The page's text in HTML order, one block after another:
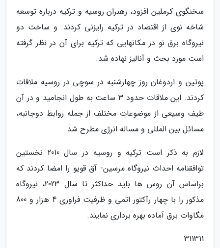
سخنگوی کرملین افزود، رهبران روسیه و ترکیه درباره توسعه
شاخه نوی از اقتصاد در ترکیه رایزنی کردند. و ساخت دو
نیروگاه برق نو در مکانهایی که ترکیه برای آن در نظر گرفته
است مورد بحث و آنالیز نهاده شد.
پوتین و اردوغان روز چهارشنبه در سوچی در روسیه ملاقات
کردند. این ملاقات حدود 3 ساعت به طول انجامید و در آن
طیف وسیعی از موضوعات مختلف از جمله روابط دوجانبه،
مسائل بین المللی و مساله انرژی مطرح شد.
لازم به ذکر است ترکیه و روسیه در سال 2010 نخستین
توافقنامه احداث نیروگاه مرسین- آق قویو را امضا کردند که
براساس آن روس ها باید حداکثر تا سال 2023، نیروگاه
مذکور را با چهار رآکتور اتمی و ظرفیت فراوری 4 هزار و 800
مگاوات برق آماده بهره برداری نمایند.
311311